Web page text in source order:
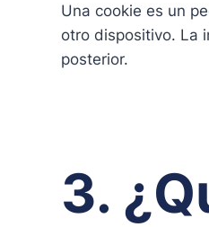
Una cookie es un
otro dispositivo. La
posterior.
3.